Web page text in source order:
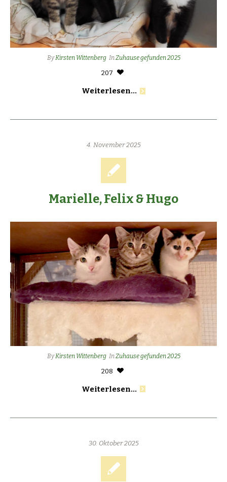
ByKirsten Wittenberg InZuhause gefunden 2025
207
Weiterlesen...
4. November 2025
Marielle, Felix & Hugo
ByKirsten Wittenberg InZuhause gefunden 2025
208
Weiterlesen...
30. Oktober 2025